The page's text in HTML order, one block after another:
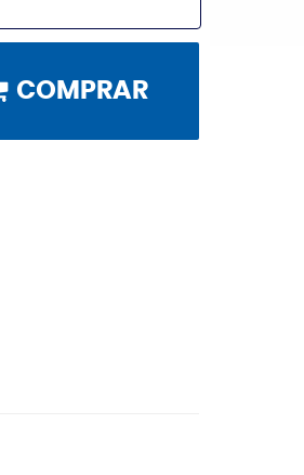
COMPRAR